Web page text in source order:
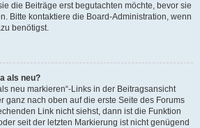
die Beiträge erst begutachten möchte, bevor sie
Bitte kontaktiere die Board-Administration, wenn
benötigst.
als neu?
neu markieren“-Links in der Beitragsansicht
ganz nach oben auf die erste Seite des Forums
Link nicht siehst, dann ist die Funktion
seit der letzten Markierung ist nicht genügend